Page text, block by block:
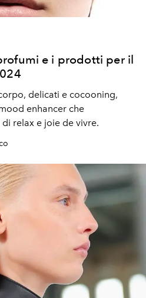
e i prodotti per il
delicati e cocooning,
enhancer che
di relax e joie de vivre.